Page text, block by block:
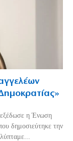
εξέδωσε η Ένωση
δημοσιεύτηκε την